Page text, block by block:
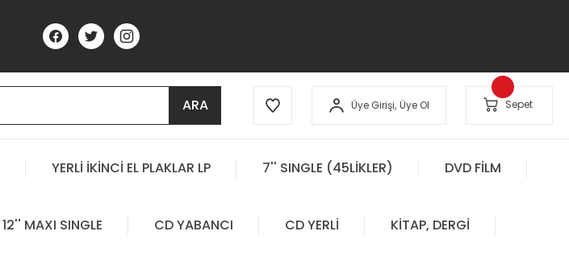
ARA Üye Girişi, Üye Ol Sepet
YERLİ İKİNCİ EL PLAKLAR LP 7'' SINGLE (45LİKLER) DVD FİLM
12'' MAXI SINGLE CD YABANCI CD YERLİ KİTAP, DERGİ